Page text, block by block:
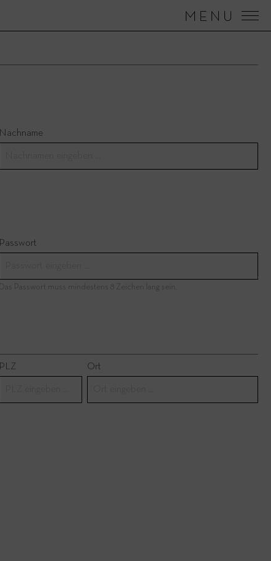
MENU
Nachname
Passwort
Das Passwort muss mindestens 8 Zeichen lang sein.
PLZ Ort